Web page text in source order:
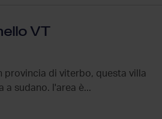
VT
provincia di viterbo, questa villa
a sudano. l'area è...